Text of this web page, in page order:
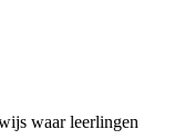
waar leerlingen